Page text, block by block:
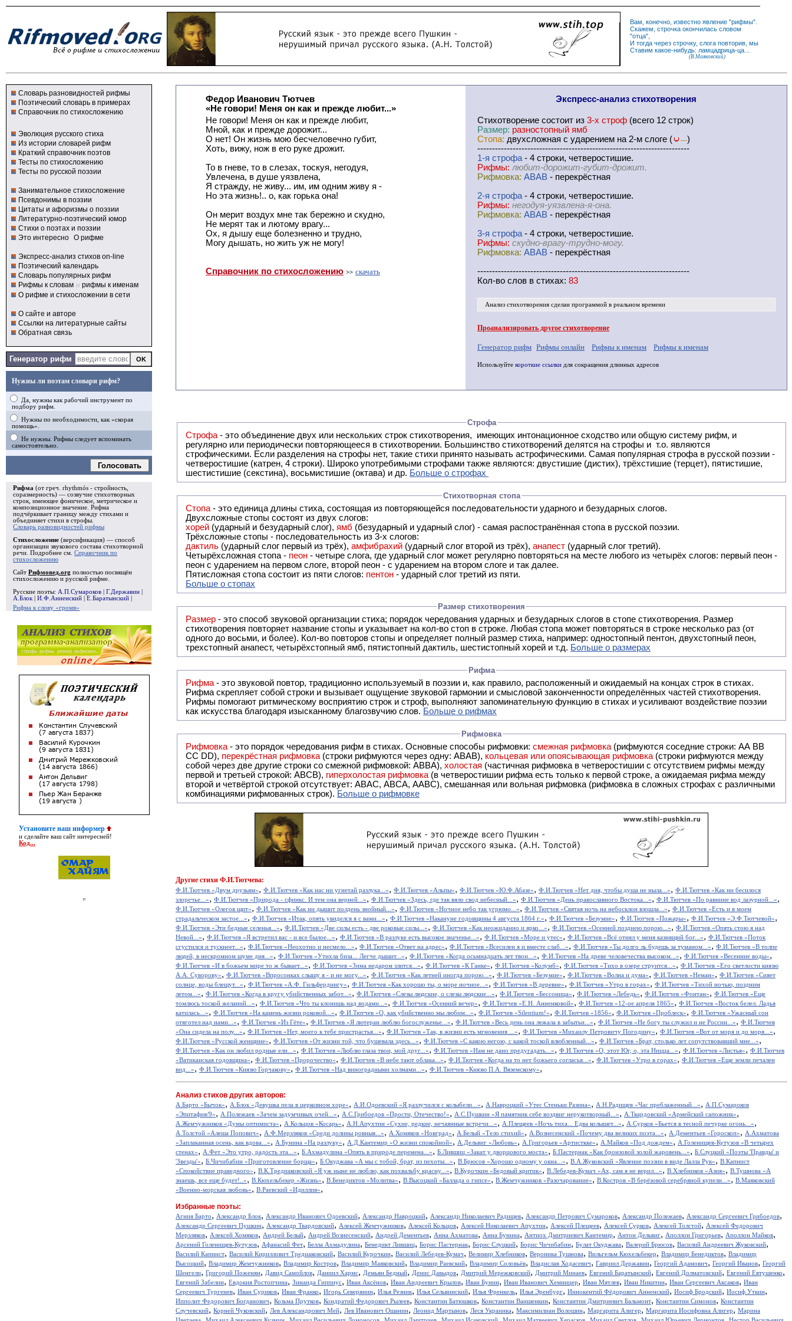
Вам, конечно, известно явление "рифмы".
Скажем, строчка окончилась словом
"отца",
И тогда через строчку, слога повторив, мы
Ставим какое-нибудь: ламцадрица-ца...
(В.Маяковский)
Словарь разновидностей рифмы
Поэтический словарь в примерах
Справочник по стихосложению
Эволюция русского стиха
Из истории словарей рифм
Краткий справочник поэтов
Тесты по стихосложению
Тесты по русской поэзии
Занимательное стихосложение
Псевдонимы в поэзии
Цитаты и афоризмы о поэзии
Литературно-поэтический юмор
Стихи о поэтах и поэзии
Это интересно О рифме
Экспресс-анализ стихов on-line
Поэтический календарь
Словарь популярных рифм
Рифмы к словам и рифмы к именам
О рифме и стихосложении в сети
О сайте и авторе
Ссылки на литературные сайты
Обратная связь
Генератор рифм
Нужны ли поэтам словари рифм?
Да, нужны как рабочий инструмент по
подбору рифм.
Нужны по необходимости, как «скорая
помощь».
Не нужны. Рифмы следует вспоминать
самостоятельно.
Голосовать
Рифма (от греч. rhythmós - стройность,
соразмерность) — созвучие стихотворных
строк, имеющее фоническое, метрическое и
композиционное значение. Рифма
подчёркивает границу между стихами и
объединяет стихи в строфы
Словарь разновидностей рифмы
Стихосложение (версификация) — способ
организации звукового состава стихотворной
речи. Подробнее см. Справочник по
стихосложению
Сайт Рифмовед.org полностью посвящён
стихосложению и русской рифме.
Русские поэты: А.П.Сумароков Г.Державин
А.Блок
И.Ф.Анненский Е.Баратынский
Рифма к слову «громя»
Установите наш информер
и сделайте ваш сайт интересней!
Код...
Федор Иванович Тютчев
«Не говори! Меня он как и прежде любит...»
Не говори! Меня он как и прежде любит,
Мной, как и прежде дорожит...
О нет! Он жизнь мою бесчеловечно губит,
Хоть, вижу, нож в его руке дрожит.
То в гневе, то в слезах, тоскуя, негодуя,
Увлечена, в душе уязвлена,
Я стражду, не живу... им, им одним живу я -
Но эта жизнь!.. о, как горька она!
Он мерит воздух мне так бережно и скудно,
Не мерят так и лютому врагу...
Ох, я дышу еще болезненно и трудно,
Могу дышать, но жить уж не могу!
Справочник по стихосложению >> скачать
Экспресс-анализ стихотворения
Cтихотворение состоит из 3-х строф (всего 12 строк)
Размер: разностопный ямб
Стопа: двухсложная с ударением на 2-м слоге ( —)
------------------------------------------------------------------------
1-я cтрофа - 4 строки, четверостишие.
Рифмы: любит-дорожит-губит-дрожит.
Рифмовка: ABAB - перекрёстная
2-я cтрофа - 4 строки, четверостишие.
Рифмы: негодуя-уязвлена-я-она.
Рифмовка: ABAB - перекрёстная
3-я cтрофа - 4 строки, четверостишие.
Рифмы: скудно-врагу-трудно-могу.
Рифмовка: ABAB - перекрёстная
------------------------------------------------------------------------
Кол-во слов в стихах: 83
Анализ стихотворениясделан программой в реальном времени
Проанализировать другое стихотворение
Генератор рифм Рифмы онлайн Рифмы к именам Рифмы к именам
Используйте короткие ссылки для сокращения длинных адресов
Строфа
Строфа - это объединение двух или нескольких строк стихотворения, имеющих интонационное сходство или общую систему рифм, и
регулярно или периодически повторяющееся в стихотворении. Большинство стихотворений делятся на строфы и т.о. являются
строфическими. Если разделения на строфы нет, такие стихи принято называть астрофическими. Самая популярная строфа в русской поэзии -
четверостишие (катрен, 4 строки). Широко употребимыми строфами также являются: двустишие (дистих), трёхстишие (терцет), пятистишие,
шестистишие (секстина), восьмистишие (октава) и др. Больше о строфах
Стихотворная стопа
Стопа - это единица длины стиха, состоящая из повторяющейся последовательности ударного и безударных слогов.
Двухсложные стопы состоят из двух слогов:
хорей (ударный и безударный слог), ямб (безударный и ударный слог) - самая распостранённая стопа в русской поэзии.
Трёхсложные стопы - последовательность из 3-х слогов:
дактиль (ударный слог первый из трёх), амфибрахий (ударный слог второй из трёх), анапест (ударный слог третий).
Четырёхсложная стопа - пеон - четыре слога, где ударный слог может регулярно повторяться на месте любого из четырёх слогов: первый пеон -
пеон с ударением на первом слоге, второй пеон - с ударением на втором слоге и так далее.
Пятисложная стопа состоит из пяти слогов: пентон - ударный слог третий из пяти.
Больше о стопах
Размер стихотворения
Размер - это способ звуковой организации стиха; порядок чередования ударных и безударных слогов в стопе стихотворения. Размер
стихотворения повторяет название стопы и указывает на кол-во стоп в строке. Любая стопа может повторяться в строке несколько раз (от
одного до восьми, и более). Кол-во повторов стопы и определяет полный размер стиха, например: одностопный пентон, двухстопный пеон,
трехстопный анапест, четырёхстопный ямб, пятистопный дактиль, шестистопный хорей и т.д. Больше о размерах
Рифма
Рифма
- это звуковой повтор, традиционно используемый в поэзии и, как правило, расположенный и ожидаемый на концах строк в стихах.
Рифма скрепляет собой строки и вызывает ощущение звуковой гармонии и смысловой законченности определённых частей стихотворения.
Рифмы помогают ритмическому восприятию строк и строф, выполняют запоминательную функцию в стихах и усиливают воздействие поэзии
как искусства благодаря изысканному благозвучию слов. Больше о рифмах
Рифмовка
Рифмовка - это порядок чередования рифм в стихах. Основные способы рифмовки: смежная рифмовка (рифмуются соседние строки: AA ВВ
СС DD), перекрёстная рифмовка (строки рифмуются через одну: ABAB), кольцевая или опоясывающая рифмовка (строки рифмуются между
собой через две другие строки со смежной рифмовкой: ABBA), холостая (частичная рифмовка в четверостишии с отсутствием рифмы между
первой и третьей строкой: АBCB), гиперхолостая рифмовка (в четверостишии рифма есть только к первой строке, а ожидаемая рифма между
второй и четвёртой строкой отсутствует: ABAC, ABCA, AABC), смешанная или вольная рифмовка (рифмовка в сложных строфах с различными
комбинациями рифмованных строк). Больше о рифмовке
Другие стихи Ф.И.Тютчева:
Ф.И.Тютчев «Двум друзьям», Ф.И.Тютчев «Как нас ни угнетай разлука...», Ф.И.Тютчев «Альпы», Ф.И.Тютчев «Ю.Ф.Абазе», Ф.И.Тютчев «Нет дня, чтобы душа не ныла...», Ф.И.Тютчев «Как ни бесилося
злоречье...», Ф.И.Тютчев «Природа - сфинкс. И тем она верней...», Ф.И.Тютчев «Здесь, где так вяло свод небесный...», Ф.И.Тютчев «День православного Востока...», Ф.И.Тютчев «По равнине вод лазурной...»,
Ф.И.Тютчев «Олегов щит», Ф.И.Тютчев «Как ни дышит полдень знойный...», Ф.И.Тютчев «Ночное небо так угрюмо...», Ф.И.Тютчев «Святая ночь на небосклон взошла...», Ф.И.Тютчев «Есть и в моем
страдальческом застое...», Ф.И.Тютчев «Итак, опять увиделся я с вами...», Ф.И.Тютчев «Накануне годовщины 4 августа 1864 г.», Ф.И.Тютчев «Безумие», Ф.И.Тютчев «Пожары», Ф.И.Тютчев «Э.Ф.Тютчевой»,
Ф.И.Тютчев «Эти бедные селенья...», Ф.И.Тютчев «Две силы есть - две роковые силы...», Ф.И.Тютчев «Как неожиданно и ярко...», Ф.И.Тютчев «Осенней позднею порою...», Ф.И.Тютчев «Опять стою я над
Невой...», Ф.И.Тютчев «Я встретил вас - и все былое...», Ф.И.Тютчев «В разлуке есть высокое значенье...», Ф.И.Тютчев «Море и утес», Ф.И.Тютчев «Всё отнял у меня казнящий бог...», Ф.И.Тютчев «Поток
сгустился и тускнеет...», Ф.И.Тютчев «Неохотно и несмело...», Ф.И.Тютчев «Ответ на адрес», Ф.И.Тютчев «Всесилен я и вместе слаб...», Ф.И.Тютчев «Ты долго ль будешь за туманом...», Ф.И.Тютчев «В толпе
людей, в нескромном шуме дня...», Ф.И.Тютчев «Утихла биза... Легче дышит...», Ф.И.Тютчев «Когда осьмнадцать лет твои...», Ф.И.Тютчев «На древе человечества высоком...», Ф.И.Тютчев «Весенние воды»,
Ф.И.Тютчев «И в божьем мире то ж бывает...», Ф.И.Тютчев «Зима недаром злится...», Ф.И.Тютчев «К Ганке», Ф.И.Тютчев «Колумб», Ф.И.Тютчев «Тихо в озере струится...», Ф.И.Тютчев «Его светлости князю
А.А. Суворову», Ф.И.Тютчев «Впросонках слышу я - и не могу...», Ф.И.Тютчев «Как летней иногда порою...», Ф.И.Тютчев «Безумие», Ф.И.Тютчев «Волна и дума», Ф.И.Тютчев «Неман», Ф.И.Тютчев «Сияет
солнце, воды блещут...», Ф.И.Тютчев «А.Ф. Гильфердингу», Ф.И.Тютчев «Как хорошо ты, о море ночное...», Ф.И.Тютчев «В деревне», Ф.И.Тютчев «Утро в горах», Ф.И.Тютчев «Тихой ночью, поздним
летом...», Ф.И.Тютчев «Когда в кругу убийственных забот...», Ф.И.Тютчев «Слезы людские, о слезы людские...», Ф.И.Тютчев «Бессоница», Ф.И.Тютчев «Лебедь», Ф.И.Тютчев «Фонтан», Ф.И.Тютчев «Еще
томлюсь тоской желаний...», Ф.И.Тютчев «Что ты клонишь над водами...», Ф.И.Тютчев «Осенний вечер», Ф.И.Тютчев «Е.Н. Анненковой», Ф.И.Тютчев «12-ое апреля 1865», Ф.И.Тютчев «Восток белел. Ладья
катилась...», Ф.И.Тютчев «На камень жизни роковой...», Ф.И.Тютчев «О, как убийственно мы любим...», Ф.И.Тютчев «Silentium!», Ф.И.Тютчев «1856», Ф.И.Тютчев «Проблеск», Ф.И.Тютчев «Ужасный сон
отяготел над нами...», Ф.И.Тютчев «Из Гёте», Ф.И.Тютчев «Я лютеран люблю богослуженье...», Ф.И.Тютчев «Весь день она лежала в забытьи...», Ф.И.Тютчев «Не богу ты служил и не России...», Ф.И.Тютчев
«Она сидела на полу...», Ф.И.Тютчев «Нет, моего к тебе пристрастья...», Ф.И.Тютчев «Так, в жизни есть мгновения ...», Ф.И.Тютчев «Михаилу Петровичу Погодину», Ф.И.Тютчев «Вот от моря и до моря...»,
Ф.И.Тютчев «Русской женщине», Ф.И.Тютчев «От жизни той, что бушевала здесь...», Ф.И.Тютчев «С какою негою, с какой тоской влюбленный...», Ф.И.Тютчев «Брат, столько лет сопутствовавший мне...»,
Ф.И.Тютчев «Как он любил родные ели...», Ф.И.Тютчев «Люблю глаза твои, мой друг...», Ф.И.Тютчев «Нам не дано предугадать...», Ф.И.Тютчев «О, этот Юг, о, эта Ницца...», Ф.И.Тютчев «Листья», Ф.И.Тютчев
«Ватиканская годовщина», Ф.И.Тютчев «Пророчество», Ф.И.Тютчев «В небе тают облака...», Ф.И.Тютчев «Когда на то нет божьего согласья...», Ф.И.Тютчев «Утро в горах», Ф.И.Тютчев «Еще земли печален
вид...», Ф.И.Тютчев «Князю Горчакову», Ф.И.Тютчев «Над виноградными холмами...», Ф.И.Тютчев «Князю П.А. Вяземскому»,
Анализ стихов других авторов:
А.Барто «Бычок», А.Блок «Девушка пела в церковном хоре», А.И.Одоевский «Я разлучился с колыбели...», А.Навроцкий «Утес Cтеньки Разина», А.Н.Радищев «Час преблаженный...», А.П.Сумароков
«Эпитафия/9», А.Полежаев «Зачем задумчивых очей...», А.С.Грибоедов «Прости, Отечество!», А.С.Пушкин «Я памятник себе воздвиг нерукотворный...», А.Твардовский «Армейский сапожник»,
А.Жемчужников «Думы оптимиста», А.Кольцов «Косарь», А.Н.Апухтин «Сухие, редкие, нечаянные встречи...», А.Плещеев «Ночь тиха... Едва колышет...», А.Сурков «Бьется в тесной печурке огонь...»,
А.Толстой «Алеша Попович», А.Ф.Мерзляков «Среди долины ровныя...», А.Хомяков «Новград», А.Белый «Тело стихий», А.Вознесенский «Почему два великих поэта...», А.Дементьев «Гороскоп», А.Ахматова
«Заплаканная осень, как вдова...», А.Бунина «На разлуку», А.Д.Кантемир «О жизни спокойной», А.Дельвиг «Любовь», А.Григорьев «Артисткке», А.Майков «Под дождем», А.Голенищев-Кутузов «В четырех
стенах», А.Фет «Это утро, радость эта...», Б.Ахмадулина «Опять в природе перемена...», Б.Лившиц «Закат у дворцового моста», Б.Пастернак «Как бронзовой золой жаровень...», Б.Слуцкий «Поэты 'Правды' и
'Звезды'», Б.Чичибабин «Приготовление борща», Б.Окуджава «А мы с тобой, брат, из пехоты...», В.Брюсов «Хорошо одному у окна...», В.А.Жуковский «Явление поэзии в виде Лалла Рук», В.Капнист
«Спокойствие праведного», В.К.Тредиаковский «Я уж ныне не люблю, как похвальбу красну...», В.Курочкин «Бедовый критик», В.Лебедев-Кумач «Ах, сам я не верил...», В.Хлебников «Азия», В.Тушнова «А
знаешь, все еще будет!..», В.Кюхельбекер «Жизнь», В.Бенедиктов «Молитва», В.Высоцкий «Баллада о гипсе», В.Жемчужников «Разочарование», В.Костров «В берёзовой серебряной купели...», В.Маяковский
«Военно-морская любовь», В.Раевский «Идиллия»,
Избранные поэты:
Агния Барто, Александр Блок, Александр Иванович Одоевский, Александр Навроцкий, Александр Николаевич Радищев, Александр Петрович Сумароков, Александр Полежаев, Александр Сергеевич Грибоедов,
Александр Сергеевич Пушкин, Александр Твардовский, Алексей Жемчужников, Алексей Кольцов, Алексей Николаевич Апухтин, Алексей Плещеев, Алексей Сурков, Алексей Толстой, Алексей Федорович
Мерзляков, Алексей Хомяков, Андрей Белый, Андрей Вознесенский, Андрей Дементьев, Анна Ахматова, Анна Бунина, Антиох Дмитриевич Кантемир, Антон Дельвиг, Аполлон Григорьев, Аполлон Майков,
Арсений Голенищев-Кутузов, Афанасий Фет, Белла Ахмадулина, Бенедикт Лившиц, Борис Пастернак, Борис Слуцкий, Борис Чичибабин, Булат Окуджава, Валерий Брюсов, Василий Андреевич Жуковский,
Василий Капнист, Василий Кириллович Тредиаковский, Василий Курочкин, Василий Лебедев-Кумач, Велимир Хлебников, Вероника Тушнова, Вильгельм Кюхельбекер, Владимир Бенедиктов, Владимир
Высоцкий, Владимир Жемчужников, Владимир Костров, Владимир Маяковский, Владимир Раевский, Владимир Соловьёв, Владислав Ходасевич, Гавриил Державин, Георгий Адамович, Георгий Иванов, Георгий
Шенгели, Григорий Поженян, Давид Самойлов, Даниил Хармс, Демьян Бедный, Денис Давыдов, Дмитрий Мережковский, Дмитрий Минаев, Евгений Баратынский, Евгений Долматовский, Евгений Евтушенко,
Евгений Забелин, Евдокия Ростопчина, Зинаида Гиппиус, Иван Аксёнов, Иван Андреевич Крылов, Иван Бунин, Иван Иванович Хемницер, Иван Мятлев, Иван Никитин, Иван Сергеевич Аксаков, Иван
Сергеевич Тургенев, Иван Суриков, Иван Франко, Игорь Северянин, Илья Резник, Илья Сельвинский, Илья Френкель, Илья Эренбург, Иннокентий Фёдорович Анненский, Иосиф Бродский, Иосиф Уткин,
Ипполит Федорович Богданович, Козьма Прутков, Кондратий Федорович Рылеев, Константин Батюшков, Константин Ваншенкин, Константин Дмитриевич Бальмонт, Константин Симонов, Константин
Случевский, Корней Чуковский, Лев Александрович Мей, Лев Иванович Ошанин, Леонид Мартынов, Леся Украинка, Максимилиан Волошин, Маргарита Алигер, Маргарита Иосифовна Алигер, Марина